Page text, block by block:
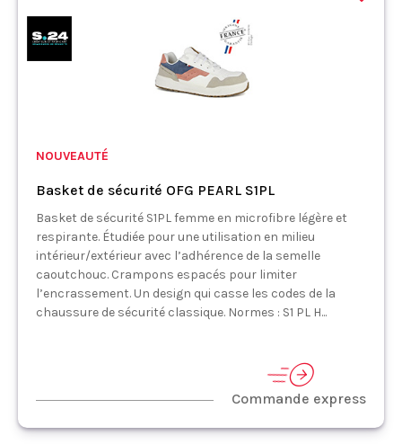
NOUVEAUTÉ
Basket de sécurité OFG PEARL S1PL
Basket de sécurité S1PL femme en microfibre légère et
respirante. Étudiée pour une utilisation en milieu
intérieur/extérieur avec l’adhérence de la semelle
caoutchouc. Crampons espacés pour limiter
l’encrassement. Un design qui casse les codes de la
chaussure de sécurité classique. Normes : S1 PL H...
Commande express